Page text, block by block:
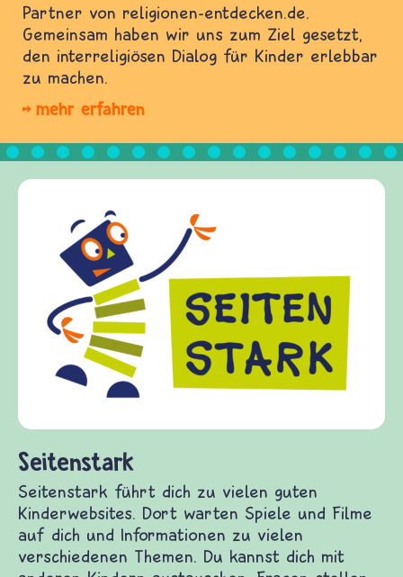
Partner von religionen-entdecken.de.
Gemeinsam haben wir uns zum Ziel gesetzt,
den interreligiösen Dialog für Kinder erlebbar
zu machen.
mehr erfahren
frieden-fragen.de ist
Kinder, Eltern und
Fragen von Krieg und
Gewalt informiert und
diesem
fragen.de bietet
und Frieden, Streit